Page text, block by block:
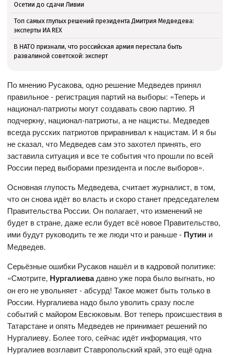
Осетии до сдачи Ливии
Топ самых глупых решений президента Дмитрия Медведева:
эксперты ИА REX
В НАТО признали, что российская армия перестала быть
развалиной советской: эксперт
По мнению Русакова, одно решение Медведев принял
правильное - регистрация партий на выборы: «Теперь и
национал-патриоты могут создавать свою партию. Я
подчеркну, национал-патриоты, а не нацисты. Медведев
всегда русских патриотов приравнивал к нацистам. И я бы
не сказал, что Медведев сам это захотел принять, его
заставила ситуация и все те события что прошли по всей
России перед выборами президента и после выборов».
Основная глупость Медведева, считает журналист, в том,
что он снова идёт во власть и скоро станет председателем
Правительства России. Он полагает, что изменений не
будет в стране, даже если будет всё новое Правительство,
ими будут руководить те же люди что и раньше - Путин и
Медведев.
Серьёзные ошибки Русаков нашёл и в кадровой политике:
«Смотрите, Нургалиевадавно уже пора было выгнать, но
он его не увольняет - абсурд! Такое может быть только в
России. Нургалиева надо было уволить сразу после
событий с майором Евсюковым. Вот теперь происшествия в
Татарстане и опять Медведев не принимает решений по
Нургалиеву. Более того, сейчас идёт информация, что
Нургалиев возглавит Ставропольский край, это ещё одна